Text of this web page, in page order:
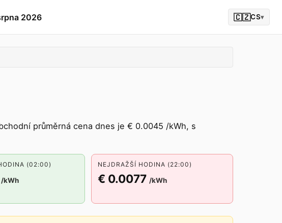
2026 🇨🇿CS▾
průměrná cena dnes je € 0.0045 /kWh, s
(02:00)
/kWh
NEJDRAŽŠÍ HODINA (22:00)
€ 0.0077 /kWh